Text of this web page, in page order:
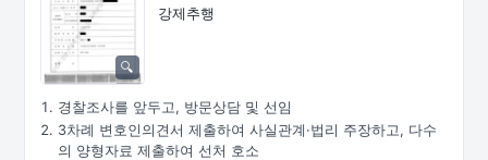
강제추행
경찰조사를 앞두고, 방문상담 및 선임
3차례 변호인의견서 제출하여 사실관계·법리 주장하고, 다수
의 양형자료 제출하여 선처 호소